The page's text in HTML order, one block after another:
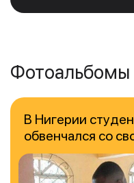
Фотоальбомы
В Нигерии
обвенчался со